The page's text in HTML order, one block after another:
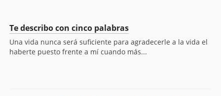
Te describo con cinco palabras
Una vida nunca será suficiente para agradecerle a la vida el
haberte puesto frente a mí cuando más...